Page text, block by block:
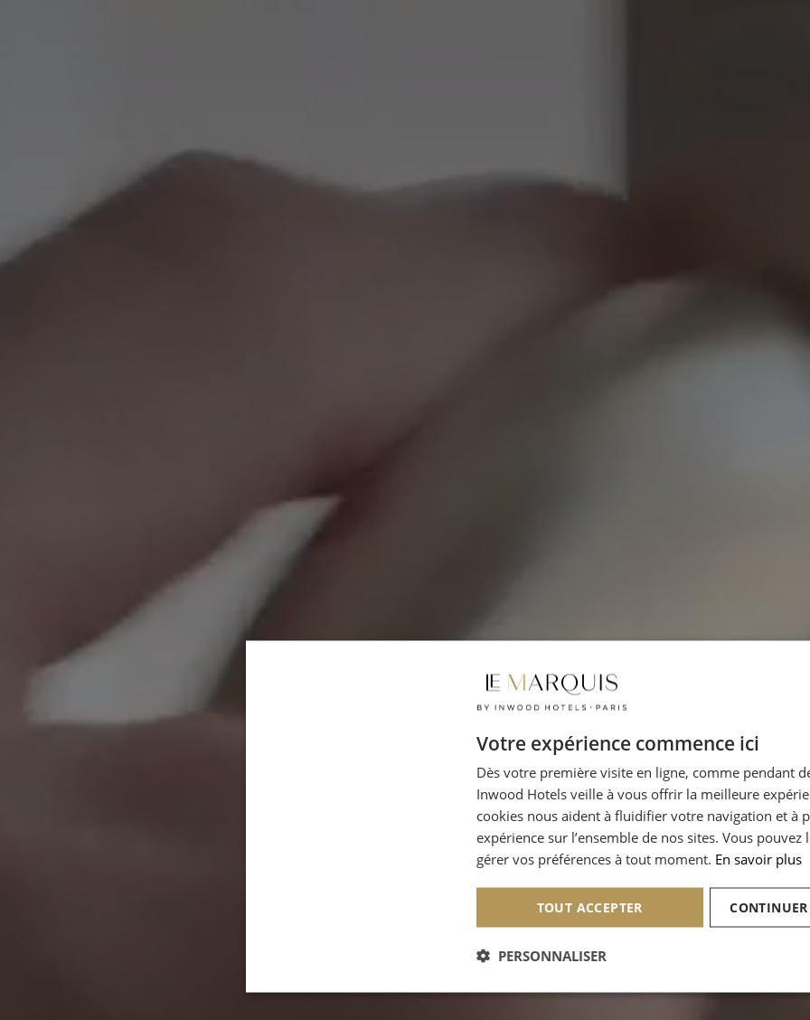
Votre expérience commence ici
Dès votre première visite en ligne, comme pendant
Inwood Hotels veille à vous offrir la meilleure
cookies nous aident à fluidifier votre navigation et à
expérience sur l’ensemble de nos sites. Vous pouvez
gérer vos préférences à tout moment. En savoir plus
TOUT ACCEPTER CONTINUER
PERSONNALISER